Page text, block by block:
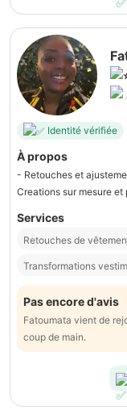
Identité vérifiée
À propos
- Retouches et
Creations sur mesure et
Services
Retouches de
Transformations
Pas encore d'avis
Fatoumata vient de
coup de main.